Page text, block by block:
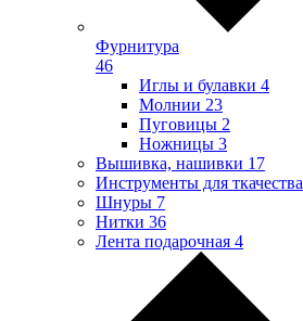
Фурнитура
46
Иглы и булавки 4
Молнии 23
Пуговицы 2
Ножницы 3
Вышивка, нашивки 17
Инструменты для ткачества
Шнуры 7
Нитки 36
Лента подарочная 4